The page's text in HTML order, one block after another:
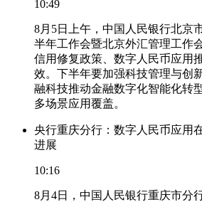
10:49
8月5日上午，中国人民银行北京
半年工作会暨北京外汇管理工作
信用修复政策、数字人民币应用
效。下半年要加强科技管理与创
融科技推动金融数字化智能化转
多场景应用覆盖。
央行重庆分行：数字人民币应用
进展
10:16
8月4日，中国人民银行重庆市分